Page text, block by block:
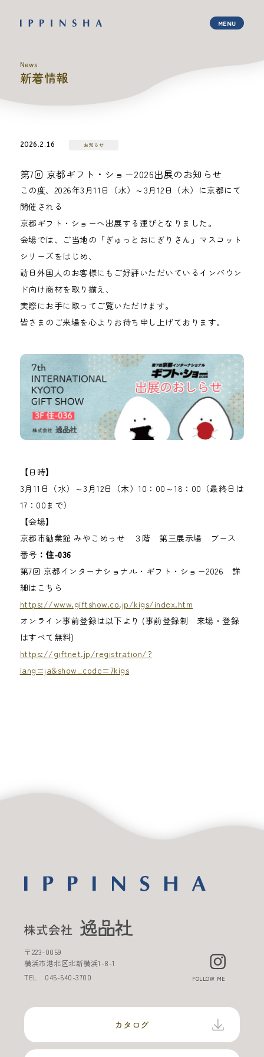
News
新着情報
2026.2.16 お知らせ
第7回 京都ギフト・ショー2026出展のお知らせ
この度、2026年3月11日（水）～3月12日（木）に京都にて
開催される
京都ギフト・ショーへ出展する運びとなりました。
会場では、ご当地の「ぎゅっとおにぎりさん」マスコット
シリーズをはじめ、
訪日外国人のお客様にもご好評いただいているインバウン
ド向け商材を取り揃え、
実際にお手に取ってご覧いただけます。
皆さまのご来場を心よりお待ち申し上げております。
【日時】
3月11日（水）～3月12日（木）10：00～18：00（最終日は
17：00まで）
【会場】
京都市勧業館 みやこめっせ ３階 第三展示場 ブース
番号 ：住-036
第7回 京都インターナショナル・ギフト・ショー2026 詳
細はこちら
https://www.giftshow.co.jp/kigs/index.htm
オンライン事前登録は以下より (事前登録制 来場・登録
はすべて無料)
https://giftnet.jp/registration/?
lang=ja&show_code=7kigs
〒223-0059
横浜市港北区北新横浜1-8-1
TEL 045-540-3700 FOLLOW ME
カタログ